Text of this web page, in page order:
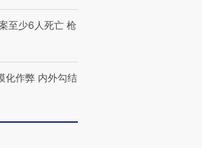
螂”的印
抗争将教
视线｜“入侵”还是“人道危
机”？难民潮撕裂西班牙
至少6人死亡 枪
化作弊 内外勾结